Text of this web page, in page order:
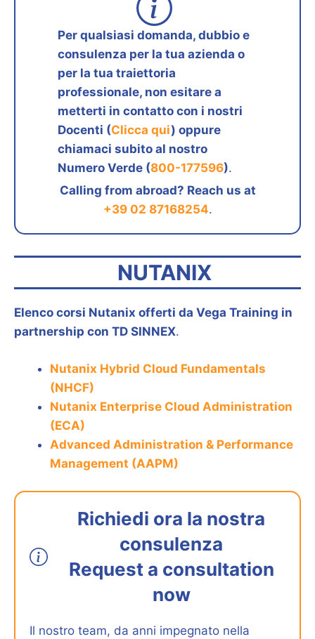
Per qualsiasi domanda, dubbio e
consulenza per la tua azienda o
per la tua traiettoria
professionale, non esitare a
metterti in contatto con i nostri
Docenti (Clicca qui) oppure
chiamaci subito al nostro
Numero Verde (800-177596).
Calling from abroad? Reach us at
+39 02 87168254.
NUTANIX
Elenco corsi Nutanix offerti da Vega Training in
partnership con TD SINNEX.
Nutanix Hybrid Cloud Fundamentals
(NHCF)
Nutanix Enterprise Cloud Administration
(ECA)
Advanced Administration & Performance
Management (AAPM)
Richiedi ora la nostra
consulenza
Request a consultation
now
Il nostro team, da anni impegnato nella